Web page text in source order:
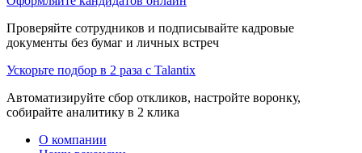
Проверяйте сотрудников и подписывайте кадровые
документы без бумаг и личных встреч
Ускорьте подбор в 2 раза с Talantix
Автоматизируйте сбор откликов, настройте воронку,
собирайте аналитику в 2 клика
О компании